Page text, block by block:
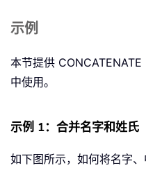
示例
本节提供
中使用。
示例 1：合并名字和姓氏
如下图所示，如何将名字